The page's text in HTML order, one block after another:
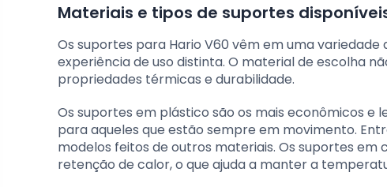
Materiais e tipos de suportes
Os suportes para Hario V60 vêm em uma
experiência de uso distinta. O material de escolha
propriedades térmicas e durabilidade.
Os suportes em plástico são os mais econômicos
para aqueles que estão sempre em movimento.
modelos feitos de outros materiais. Os suportes
retenção de calor, o que ajuda a manter a